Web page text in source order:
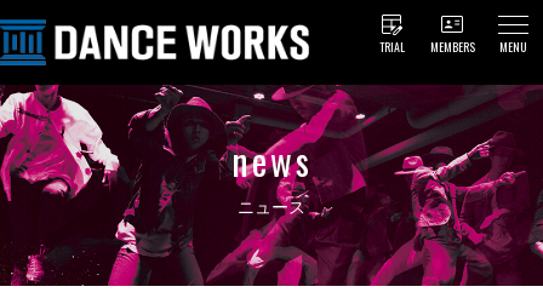
TRIAL MEMBERS MENU
news
ニュース